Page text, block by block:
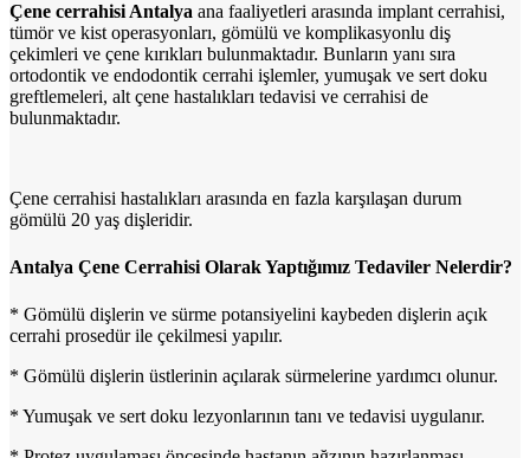
Çene cerrahisi Antalya ana faaliyetleri arasında implant cerrahisi,
tümör ve kist operasyonları, gömülü ve komplikasyonlu diş
çekimleri ve çene kırıkları bulunmaktadır. Bunların yanı sıra
ortodontik ve endodontik cerrahi işlemler, yumuşak ve sert doku
greftlemeleri, alt çene hastalıkları tedavisi ve cerrahisi de
bulunmaktadır.
Çene cerrahisi hastalıkları arasında en fazla karşılaşan durum
gömülü 20 yaş dişleridir.
Antalya Çene Cerrahisi Olarak Yaptığımız Tedaviler Nelerdir?
* Gömülü dişlerin ve sürme potansiyelini kaybeden dişlerin açık
cerrahi prosedür ile çekilmesi yapılır.
* Gömülü dişlerin üstlerinin açılarak sürmelerine yardımcı olunur.
* Yumuşak ve sert doku lezyonlarının tanı ve tedavisi uygulanır.